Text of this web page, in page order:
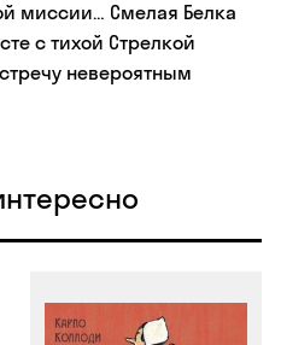
миссии… Смелая Белка
с тихой Стрелкой
невероятным